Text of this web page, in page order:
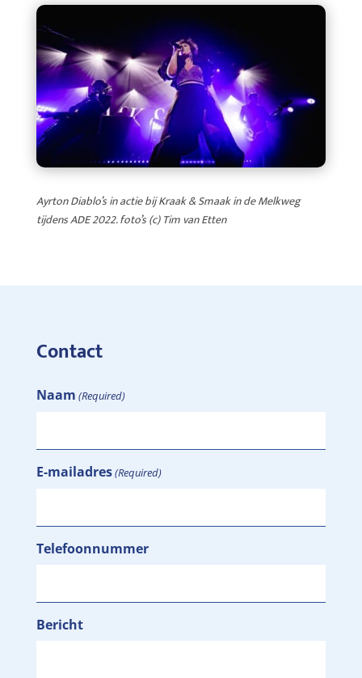
Ayrton Diablo’s in actie bij Kraak & Smaak in de Melkweg
tijdens ADE 2022. foto’s (c) Tim van Etten
Contact
Naam (Required)
E-mailadres(Required)
Telefoonnummer
Bericht